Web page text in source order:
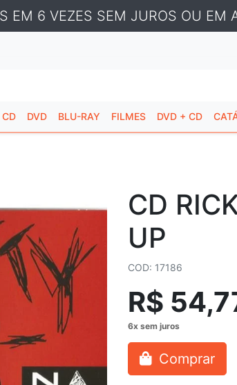
EM 6 VEZES SEM JUROS OU EM
CD DVD BLU-RAY FILMES DVD + CD
CD
UP
COD: 17186
R$
Comprar